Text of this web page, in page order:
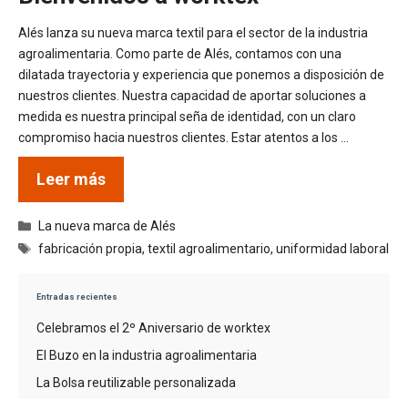
Alés lanza su nueva marca textil para el sector de la industria
agroalimentaria. Como parte de Alés, contamos con una
dilatada trayectoria y experiencia que ponemos a disposición de
nuestros clientes. Nuestra capacidad de aportar soluciones a
medida es nuestra principal seña de identidad, con un claro
compromiso hacia nuestros clientes. Estar atentos a los …
Leer más
Categorías
La nueva marca de Alés
Etiquetas
fabricación propia,textil agroalimentario,uniformidad laboral
Entradas recientes
Celebramos el 2º Aniversario de worktex
El Buzo en la industria agroalimentaria
La Bolsa reutilizable personalizada